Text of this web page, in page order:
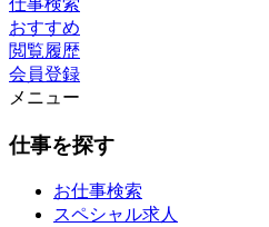
仕事検索
おすすめ
閲覧履歴
会員登録
メニュー
仕事を探す
お仕事検索
スペシャル求人